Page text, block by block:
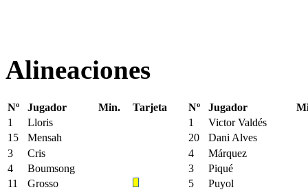
Alineaciones
Nº Jugador Min. Tarjeta Nº Jugador
1
Lloris 1
Victor Valdés
15
Mensah 20
Dani Alves
3
Cris 4
Márquez
4
Boumsong 3
Piqué
11
Grosso 5
Puyol